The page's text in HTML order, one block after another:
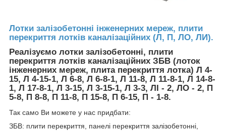
Лотки залізобетонні інженерних мереж, плити
перекриття лотків каналізаційних (Л, П, ЛО, ЛИ).
Реалізуємо лотки залізобетонні, плити
перекриття лотків каналізаційних ЗБВ (лоток
інженерних мереж, плита перекриття лотка) Л 4-
15, Л 4-15-1, Л 6-8, Л 6-8-1, Л 11-8, Л 11-8-1, Л 14-8-
1, Л 17-8-1, Л 3-15, Л 3-15-1, Л 3-3, ЛІ - 2, ЛО - 2, П
5-8, П 8-8, П 11-8, П 15-8, П 6-15, П - 1-8.
Так само Ви можете у нас придбати:
ЗБВ: плити перекриття, панелі перекриття залізобетонні,